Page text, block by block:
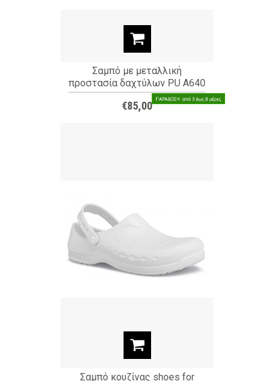
Σαμπό με μεταλλική
προστασία δαχτύλων PU A640
white (ΚΩΔ: 20292)
€85,00
Σαμπό κουζίνας shoes for